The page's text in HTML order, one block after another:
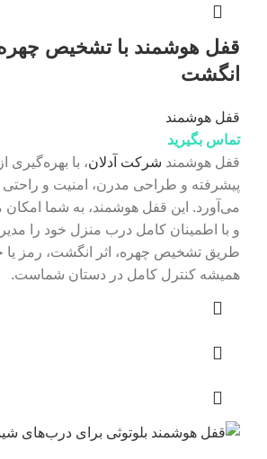
قفل هوشمند با تشخیص چهره
انگشت
قفل هوشمند
تماس بگیرید
قفل هوشمند شرکت آدلان، با بهره‌گیری
پیشرفته و طراحی مدرن، امنیت و راحتی
می‌آورد. این قفل هوشمند، به شما امکان
و با اطمینان کامل درب منزل خود را
طریق تشخیص چهره، اثر انگشت، رمز یا
همیشه کنترل کامل در دستان شماست.